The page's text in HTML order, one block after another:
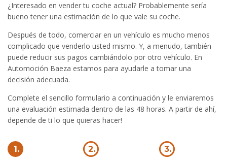
¿Interesado en vender tu coche actual? Probablemente sería
bueno tener una estimación de lo que vale su coche.
Después de todo, comerciar en un vehículo es mucho menos
complicado que venderlo usted mismo. Y, a menudo, también
puede reducir sus pagos cambiándolo por otro vehículo. En
Automoción Baeza estamos para ayudarle a tomar una
decisión adecuada.
Complete el sencillo formulario a continuación y le enviaremos
una evaluación estimada dentro de las 48 horas. A partir de ahí,
depende de ti lo que quieras hacer!
1. 2. 3.